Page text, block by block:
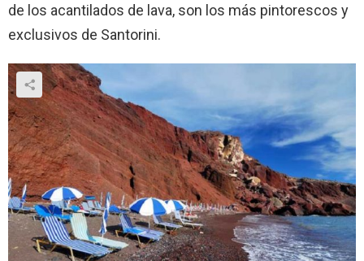
de los acantilados de lava, son los más pintorescos y
exclusivos de Santorini.